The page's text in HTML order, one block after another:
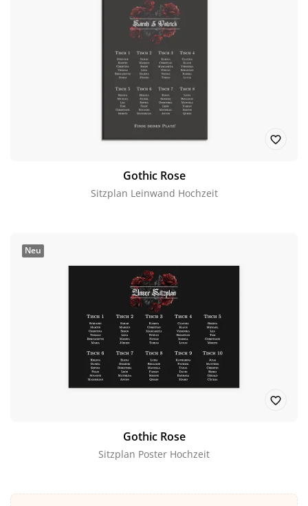
Gothic Rose
Sitzplan Leinwand Hochzeit
Neu
Gothic Rose
Sitzplan Poster Hochzeit